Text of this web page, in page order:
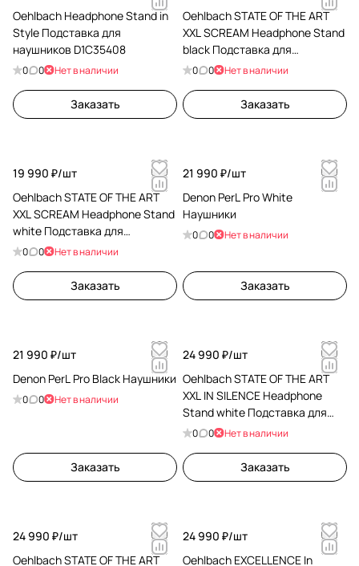
Oehlbach Headphone Stand in
Style Подставка для
наушников D1C35408
0 0 Нет в наличии
Заказать
Oehlbach STATE OF THE ART
XXL SCREAM Headphone Stand
black Подставка для
наушников D1C35403
0 0 Нет в наличии
Заказать
19 990 ₽/шт
Oehlbach STATE OF THE ART
XXL SCREAM Headphone Stand
white Подставка для
наушников D1C35402
0 0 Нет в наличии
Заказать
21 990 ₽/шт
Denon PerL Pro White
Наушники
0 0 Нет в наличии
Заказать
21 990 ₽/шт
Denon PerL Pro Black Наушники
0 0 Нет в наличии
Заказать
24 990 ₽/шт
Oehlbach STATE OF THE ART
XXL IN SILENCE Headphone
Stand white Подставка для
наушников D1C35405
0 0 Нет в наличии
Заказать
24 990 ₽/шт
Oehlbach STATE OF THE ART
24 990 ₽/шт
Oehlbach EXCELLENCE In